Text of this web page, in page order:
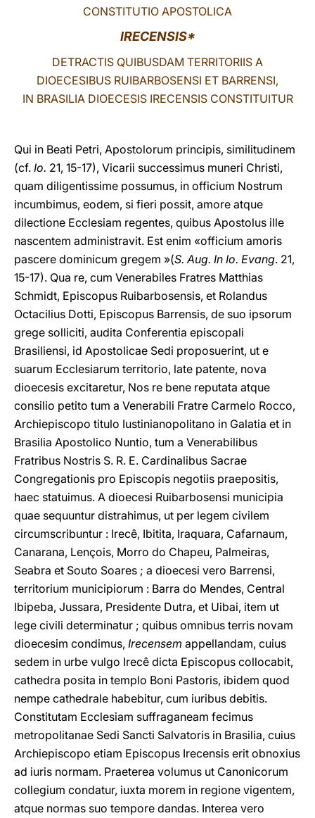
CONSTITUTIO APOSTOLICA
IRECENSIS*
DETRACTIS QUIBUSDAM TERRITORIIS A
DIOECESIBUS RUIBARBOSENSI ET BARRENSI,
IN BRASILIA DIOECESIS IRECENSIS CONSTITUITUR
Qui in Beati Petri, Apostolorum principis, similitudinem
(cf. Io. 21, 15-17), Vicarii successimus muneri Christi,
quam diligentissime possumus, in officium Nostrum
incumbimus, eodem, si fieri possit, amore atque
dilectione Ecclesiam regentes, quibus Apostolus ille
nascentem administravit. Est enim «officium amoris
pascere dominicum gregem »(S. Aug. In Io. Evang. 21,
15-17). Qua re, cum Venerabiles Fratres Matthias
Schmidt, Episcopus Ruibarbosensis, et Rolandus
Octacilius Dotti, Episcopus Barrensis, de suo ipsorum
grege solliciti, audita Conferentia episcopali
Brasiliensi, id Apostolicae Sedi proposuerint, ut e
suarum Ecclesiarum territorio, late patente, nova
dioecesis excitaretur, Nos re bene reputata atque
consilio petito tum a Venerabili Fratre Carmelo Rocco,
Archiepiscopo titulo Iustinianopolitano in Galatia et in
Brasilia Apostolico Nuntio, tum a Venerabilibus
Fratribus Nostris S. R. E. Cardinalibus Sacrae
Congregationis pro Episcopis negotiis praepositis,
haec statuimus. A dioecesi Ruibarbosensi municipia
quae sequuntur distrahimus, ut per legem civilem
circumscribuntur : Irecê, Ibitita, Iraquara, Cafarnaum,
Canarana, Lençois, Morro do Chapeu, Palmeiras,
Seabra et Souto Soares ; a dioecesi vero Barrensi,
territorium municipiorum : Barra do Mendes, Central
Ibipeba, Jussara, Presidente Dutra, et Uibai, item ut
lege civili determinatur ; quibus omnibus terris novam
dioecesim condimus, Irecensem appellandam, cuius
sedem in urbe vulgo Irecê dicta Episcopus collocabit,
cathedra posita in templo Boni Pastoris, ibidem quod
nempe cathedrale habebitur, cum iuribus debitis.
Constitutam Ecclesiam suffraganeam fecimus
metropolitanae Sedi Sancti Salvatoris in Brasilia, cuius
Archiepiscopo etiam Episcopus Irecensis erit obnoxius
ad iuris normam. Praeterea volumus ut Canonicorum
collegium condatur, iuxta morem in regione vigentem,
atque normas suo tempore dandas. Interea vero